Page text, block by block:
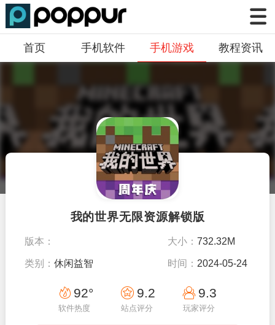
首页 手机软件 手机游戏 教程资讯
我的世界无限资源解锁版
版本：
1.19.20.106651
大小：732.32M
类别：休闲益智 时间： 2024-05-24
08:00:02
92°
软件热度
9.2
站点评分
9.3
玩家评分